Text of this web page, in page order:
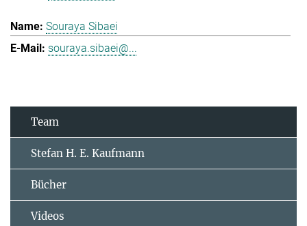
Souraya Sibaei
souraya.sibaei@...
Team
Stefan H. E. Kaufmann
Bücher
Videos